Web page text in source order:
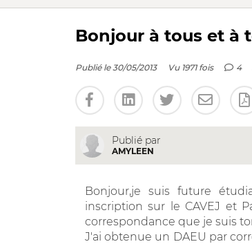
Bonjour à tous et à
Publié le 30/05/2013 Vu 1971 fois 4
Publié par
AMYLEEN
Bonjour,je suis future
inscription sur le CAVEJ et
correspondance que je suis
J'ai obtenue un DAEU par